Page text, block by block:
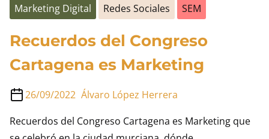
Marketing Digital Redes Sociales SEM
Recuerdos del Congreso
Cartagena es Marketing
26/09/2022 Álvaro López Herrera
Recuerdos del Congreso Cartagena es Marketing que